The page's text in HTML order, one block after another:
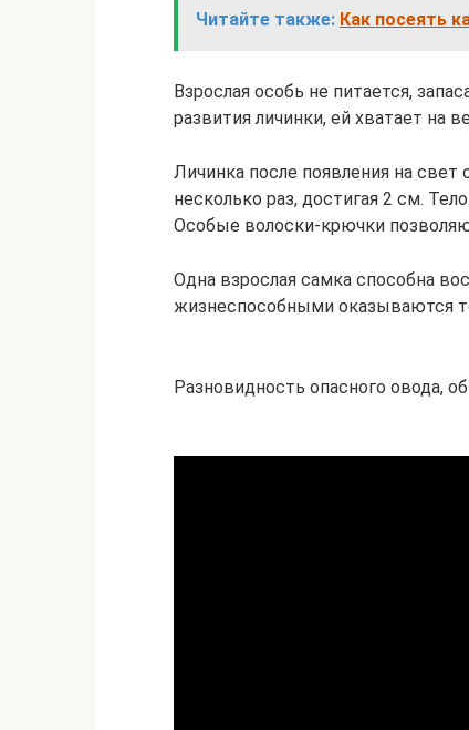
Читайте также: Как посеять
Взрослая особь не питается,
развития личинки, ей хватает на
Личинка после появления на
несколько раз, достигая 2 см.
Особые волоски-крючки
Одна взрослая самка способна
жизнеспособными оказываются
Разновидность опасного овода,